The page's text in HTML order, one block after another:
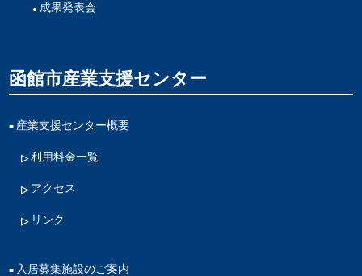
成果発表会
函館市産業支援センター
産業支援センター概要
利用料金一覧
アクセス
リンク
入居募集施設のご案内